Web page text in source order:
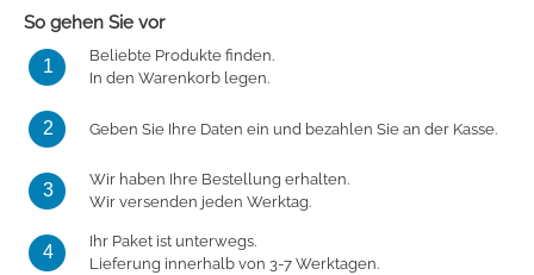
So gehen Sie vor
1
Beliebte Produkte finden.
In den Warenkorb legen.
2 Geben Sie Ihre Daten ein und bezahlen Sie an der Kasse.
3
Wir haben Ihre Bestellung erhalten.
Wir versenden jeden Werktag.
4
Ihr Paket ist unterwegs.
Lieferung innerhalb von 3-7 Werktagen.